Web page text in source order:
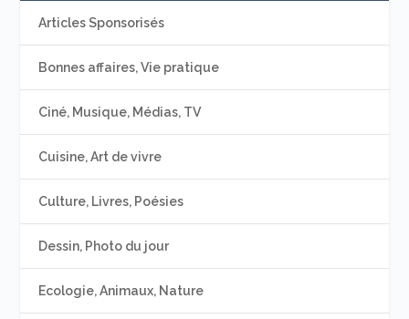
Articles Sponsorisés
Bonnes affaires, Vie pratique
Ciné, Musique, Médias, TV
Cuisine, Art de vivre
Culture, Livres, Poésies
Dessin, Photo du jour
Ecologie, Animaux, Nature